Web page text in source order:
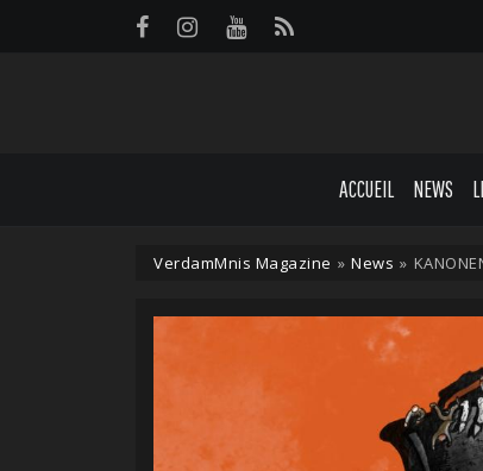
ACCUEIL NEWS
VerdamMnis Magazine » News »
Panneau de gestion des cookies